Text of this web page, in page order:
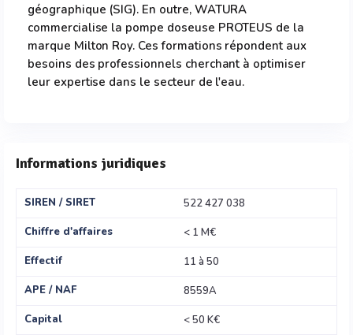
géographique (SIG). En outre, WATURA
commercialise la pompe doseuse PROTEUS de la
marque Milton Roy. Ces formations répondent aux
besoins des professionnels cherchant à optimiser
leur expertise dans le secteur de l'eau.
Informations juridiques
SIREN / SIRET
522 427 038
Chiffre d'affaires
< 1 M€
Effectif
11 à 50
APE / NAF
8559A
Capital
< 50 K€